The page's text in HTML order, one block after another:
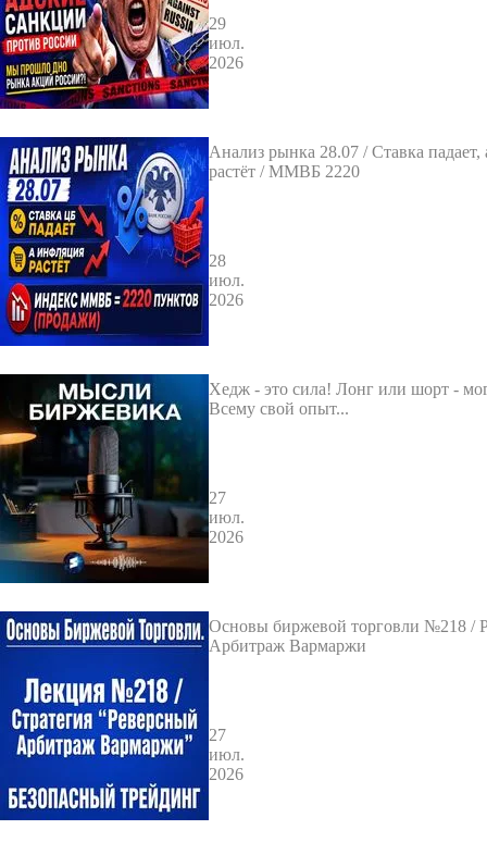
29
июл.
2026
Анализ рынка 28.07 / Ставка
растёт / ММВБ 2220
28
июл.
2026
Хедж - это сила! Лонг или шорт -
Всему свой опыт...
27
июл.
2026
Основы биржевой торговли №218 /
Арбитраж Вармаржи
27
июл.
2026